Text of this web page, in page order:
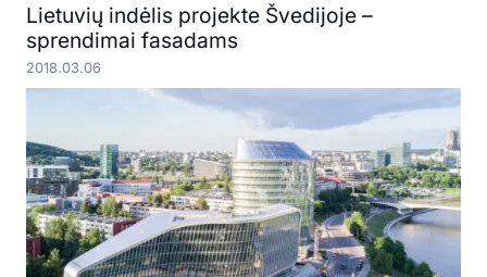
Lietuvių indėlis projekte Švedijoje –
sprendimai fasadams
2018.03.06